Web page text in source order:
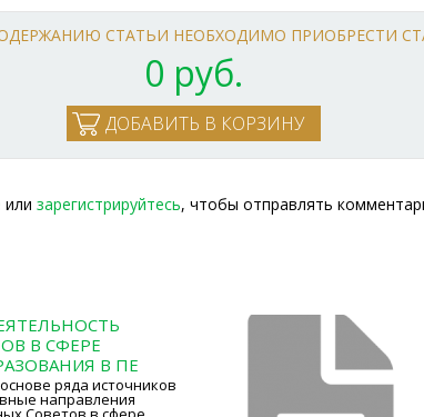
СТАТЬИ НЕОБХОДИМО ПРИОБРЕСТИ
0 руб.
или зарегистрируйтесь, чтобы отправлять
В СФЕРЕ
В ПЕ
ряда источников
направления